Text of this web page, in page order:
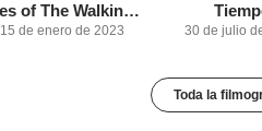
Tales of The Walking Dead
15 de enero de 2023 30 de julio
Toda la